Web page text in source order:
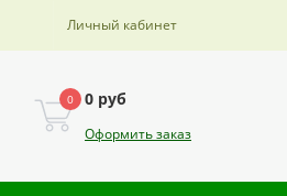
Личный кабинет
0 0 руб
Оформить заказ